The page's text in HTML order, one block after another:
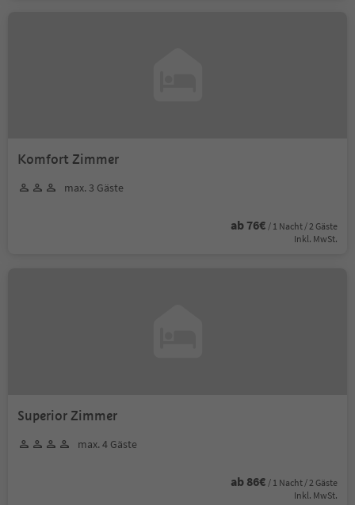
Komfort Zimmer
max. 3 Gäste
ab 76€ / 1 Nacht / 2 Gäste
Inkl. MwSt.
Superior Zimmer
max. 4 Gäste
ab 86€ / 1 Nacht / 2 Gäste
Inkl. MwSt.